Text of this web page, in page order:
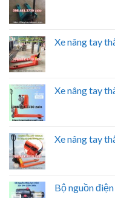
Xe nâng tay
Xe nâng tay
Xe nâng tay
Bộ nguồn